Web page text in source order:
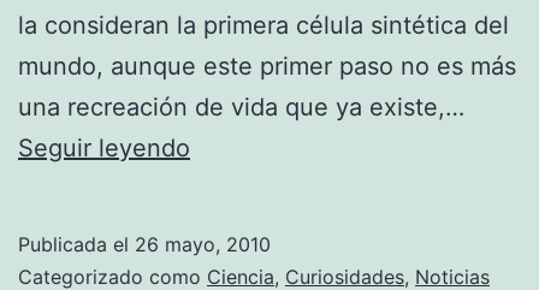
la consideran la primera célula sintética del
mundo, aunque este primer paso no es más
una recreación de vida que ya existe,…
Seguir leyendo
Publicada el 26 mayo, 2010
Categorizado como Ciencia, Curiosidades, Noticias